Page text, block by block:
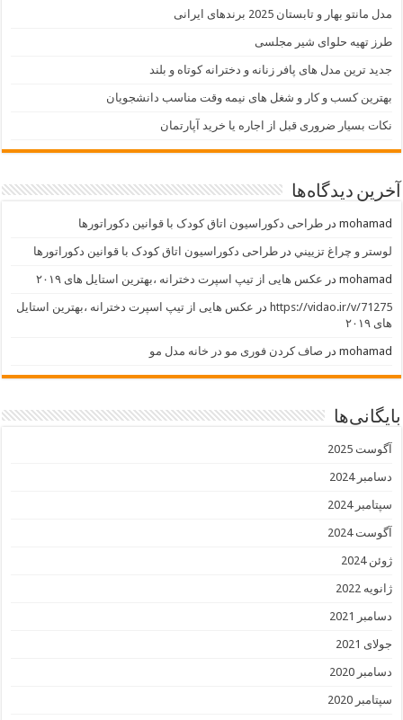
مدل مانتو بهار و تابستان 2025 برندهای ایرانی
طرز تهیه حلوای شیر مجلسی
جدید ترین مدل های پافر زنانه و دخترانه کوتاه و بلند
بهترین کسب و کار و شغل های نیمه وقت مناسب دانشجویان
نکات بسیار ضروری قبل از اجاره یا خرید آپارتمان
آخرین دیدگاه‌ها
mohamad درطراحی دکوراسیون اتاق کودک با قوانین دکوراتورها
لوستر و چراغ تزييني درطراحی دکوراسیون اتاق کودک با قوانین دکوراتورها
mohamad در عکس هایی از تیپ اسپرت دخترانه ،بهترین استایل های ۲۰۱۹
https://vidao.ir/v/71275 در عکس هایی از تیپ اسپرت دخترانه ،بهترین استایل
های ۲۰۱۹
mohamad در صاف کردن فوری مو در خانه مدل مو
بایگانی‌ها
آگوست 2025
دسامبر 2024
سپتامبر 2024
آگوست 2024
ژوئن 2024
ژانویه 2022
دسامبر 2021
جولای 2021
دسامبر 2020
سپتامبر 2020